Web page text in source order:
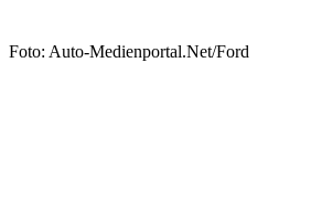
Foto: Auto-Medienportal.Net/Ford